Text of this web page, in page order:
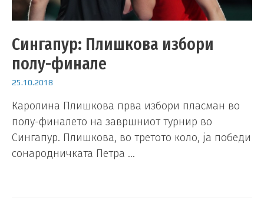
Сингапур: Плишкова избори
полу-финале
25.10.2018
Каролина Плишкова прва избори пласман во
полу-финалето на завршниот турнир во
Сингапур. Плишкова, во третото коло, ја победи
сонародничката Петра …